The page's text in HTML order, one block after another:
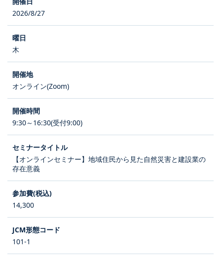
2026/8/27
木
オンライン(Zoom)
9:30～16:30(受付9:00)
【オンラインセミナー】地域住民から見た自然災害と建設業の
存在意義
14,300
101-1